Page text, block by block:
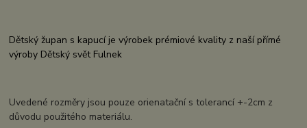
Dětský župan s kapucí je výrobek prémiové kvality z naší přímé
výroby Dětský svět Fulnek
Uvedené rozměry jsou pouze orienatační s tolerancí +-2cm z
důvodu použitého materiálu.